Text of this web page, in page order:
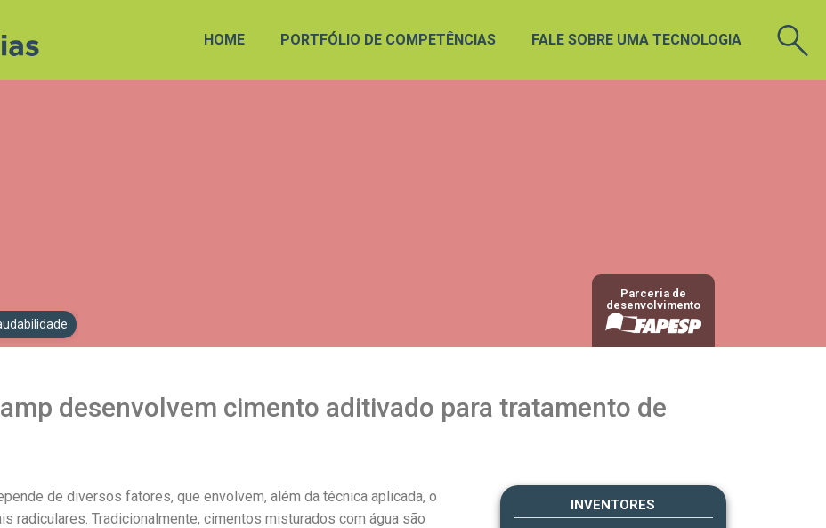
HOME PORTFÓLIO DE COMPETÊNCIAS FALE SOBRE UMA TECNOLOGIA
Parceria de
desenvolvimento
desenvolvem cimento aditivado para tratamento de
de diversos fatores, que envolvem, além da técnica aplicada, o
radiculares. Tradicionalmente, cimentos misturados com água são
INVENTORES